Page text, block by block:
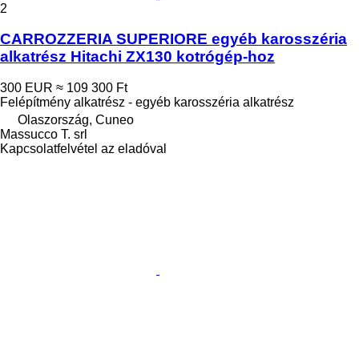
2
CARROZZERIA SUPERIORE egyéb karosszéria
alkatrész Hitachi ZX130 kotrógép-hoz
300 EUR ≈ 109 300 Ft
Felépítmény alkatrész - egyéb karosszéria alkatrész
Olaszország, Cuneo
Massucco T. srl
Kapcsolatfelvétel az eladóval